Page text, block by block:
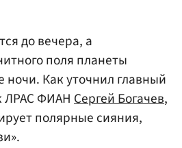
до вечера, а
поля планеты
ночи. Как уточнил главный
ЛРАС ФИАН Сергей Богачев,
полярные сияния,